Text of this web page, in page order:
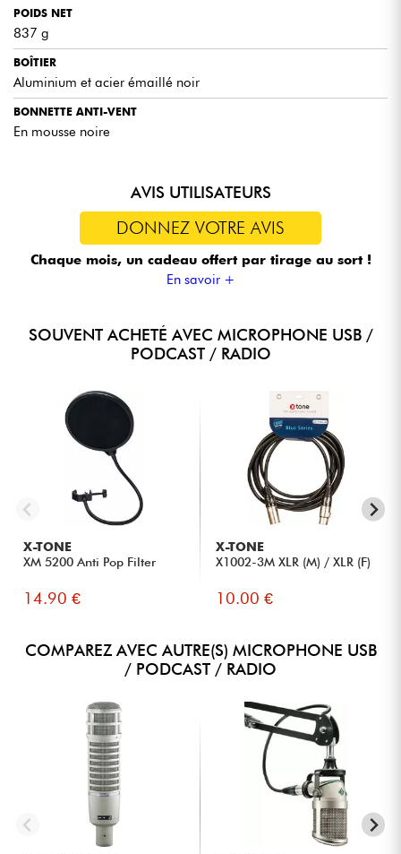
POIDS NET
837 g
BOÎTIER
Aluminium et acier émaillé noir
BONNETTE ANTI-VENT
En mousse noire
AVIS UTILISATEURS
DONNEZ VOTRE AVIS
Chaque mois, un cadeau offert par tirage au sort !
En savoir +
SOUVENT ACHETÉ AVEC MICROPHONE USB /
PODCAST / RADIO
X-TONE
XM 5200 Anti Pop Filter
14.90 €
X-TONE
X1002-3M XLR (M) / XLR (F)
10.00 €
COMPAREZ AVEC AUTRE(S) MICROPHONE USB
/ PODCAST / RADIO